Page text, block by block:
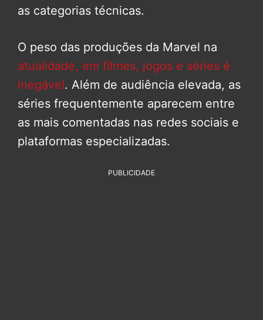
as categorias técnicas.
O peso das produções da Marvel na
atualidade, em filmes, jogos e séries é
inegável. Além de audiência elevada, as
séries frequentemente aparecem entre
as mais comentadas nas redes sociais e
plataformas especializadas.
PUBLICIDADE